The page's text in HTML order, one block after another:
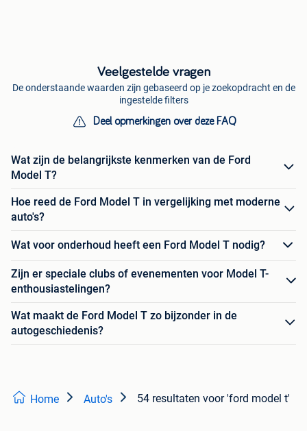
Veelgestelde vragen
De onderstaande waarden zijn gebaseerd op je zoekopdracht en de
ingestelde filters
Deel opmerkingen over deze FAQ
Wat zijn de belangrijkste kenmerken van de Ford
Model T?
Hoe reed de Ford Model T in vergelijking met moderne
auto's?
Wat voor onderhoud heeft een Ford Model T nodig?
Zijn er speciale clubs of evenementen voor Model T-
enthousiastelingen?
Wat maakt de Ford Model T zo bijzonder in de
autogeschiedenis?
Home Auto's 54 resultaten voor 'ford model t'